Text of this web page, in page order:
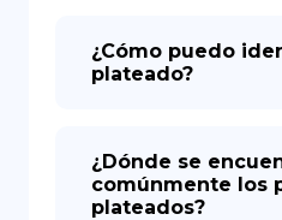
¿Cómo puedo
plateado?
¿Dónde se
comúnmente los
plateados?